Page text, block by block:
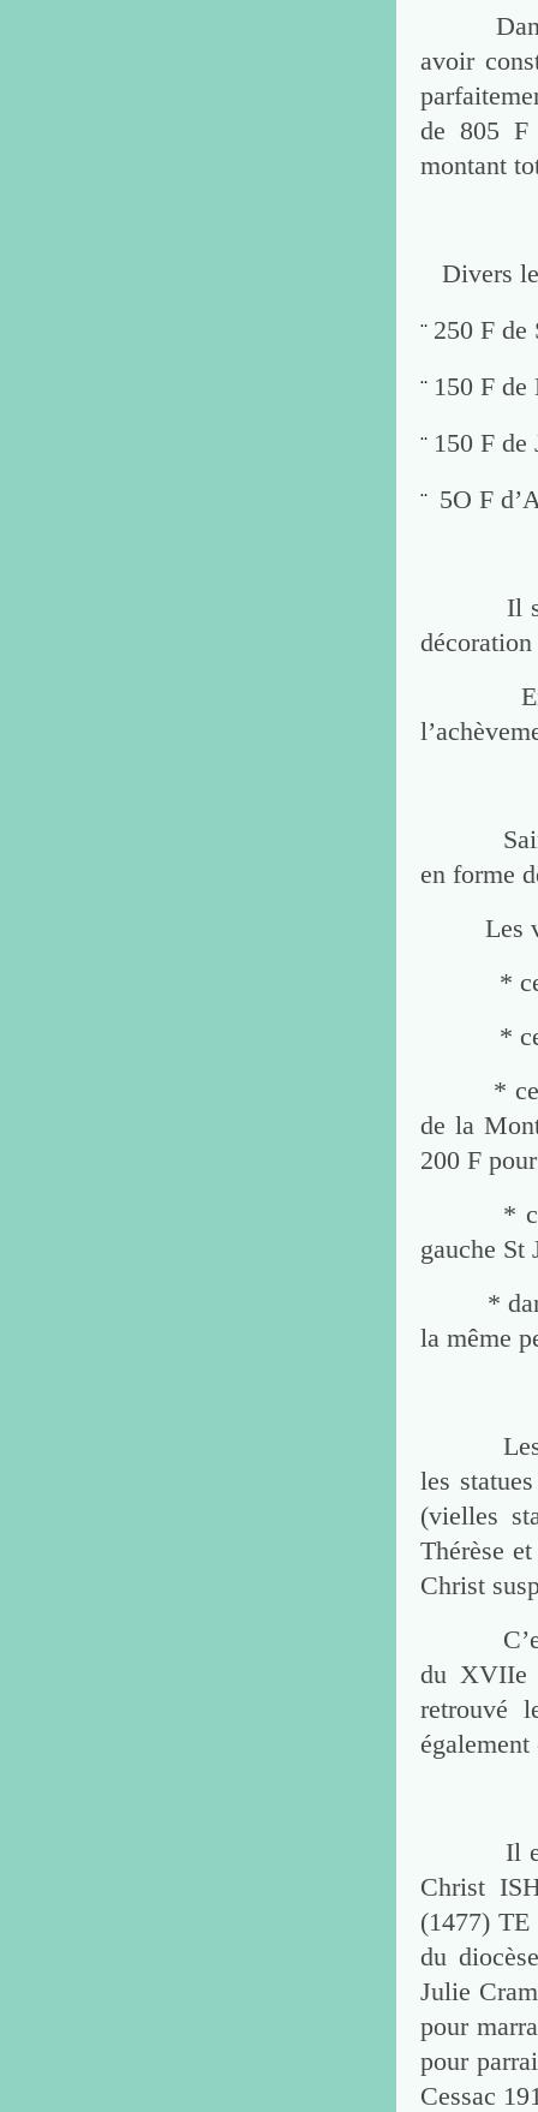
Dans
avoir
de 805 F
montant
Divers
¨ 250 F de
¨ 150 F de
¨ 150 F de
¨ 5O F
Il
Entre
Saint
en forme
Les
* celui
* celui
* celui
de la
200 F
* ceux
gauche St
* dans
la même
Les
les
(vielles
Thérèse
Christ
C’est
du XVIIe
retrouvé
également
Il existe
Christ
(1477)
du
Julie
pour
pour
Cessac